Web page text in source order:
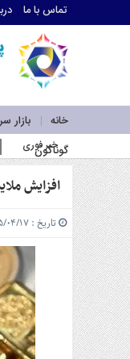
تماس با ما
خانه بازار
گوناگون
ما
درباره
سرویس
ها
خانه
بازار
سرمایه
و
بورس
مسکن
و
شهری
نفت،
خبر فوری
افزایش
تاریخ : ۱۴۰۵/۰۴/۱۷ ساعت : ۰۹:۵۶:۰۷